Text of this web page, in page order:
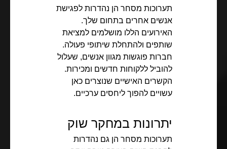
תערוכות מסחר הן נהדרות לפגישת
אנשים אחרים בתחום שלך.
האירועים הללו מושלמים למציאת
שותפים ולהתחלת שיתופי פעולה.
חברות פוגשות מגוון אנשים, שעלול
להוביל ללקוחות חדשים ומכירות.
הקשרים האישיים שנוצרים כאן
עשויים להפוך ליחסים ערכיים.
יתרונות במחקר שוק
תערוכות מסחר הן גם נהדרות